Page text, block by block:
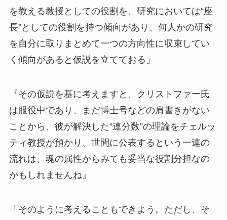
を教える教授としての役割を、研究においては“座
長”としての役割を持つ傾向があり、何人かの研究
を自分に取りまとめて一つの方向性に収束してい
く傾向があると仮説を立てておる」
『その仮説を基に考えますと、クリストファー氏
は服役中であり、まだ博士号などの肩書きがない
ことから、彼が解決した“連分数”の理論をチェルッ
ティ教授が預かり、世間に公表するという一連の
流れは、魂の属性からみても妥当な役割分担なの
かもしれませんね』
「そのように考えることもできよう。ただし、そ